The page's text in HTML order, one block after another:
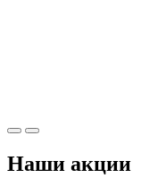
Наши акции